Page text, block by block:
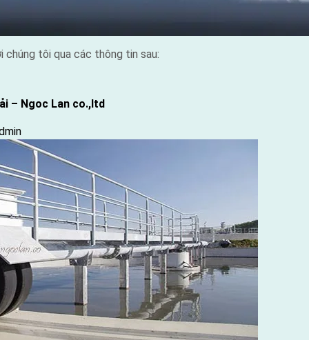
chúng tôi qua các thông tin sau:
– Ngoc Lan co.,ltd